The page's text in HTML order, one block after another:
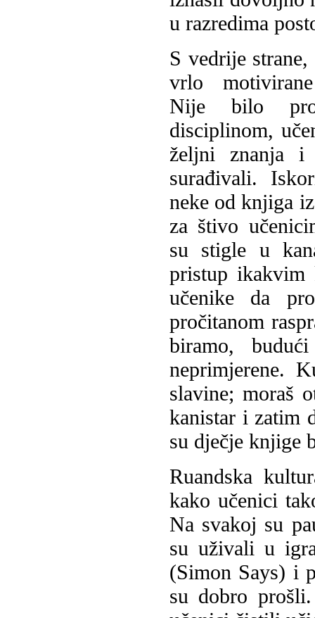
u razredima
S vedrije
vrlo
Nije bilo
disciplinom,
željni znanja i
surađivali.
neke od knjiga
za štivo
su stigle u
pristup ikakvim
učenike da
pročitanom
biramo,
neprimjerene.
slavine; moraš
kanistar i zatim
su dječje knjige
Ruandska
kako učenici
Na svakoj su
su uživali u
(Simon Says) i
su dobro